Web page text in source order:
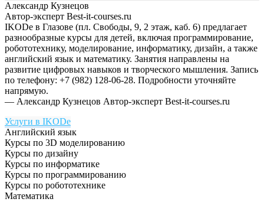
Александр Кузнецов
Автор-эксперт Best-it-courses.ru
IKODe в Глазове (пл. Свободы, 9, 2 этаж, каб. 6) предлагает
разнообразные курсы для детей, включая программирование,
робототехнику, моделирование, информатику, дизайн, а также
английский язык и математику. Занятия направлены на
развитие цифровых навыков и творческого мышления. Запись
по телефону: +7 (982) 128-06-28. Подробности уточняйте
напрямую.
— Александр Кузнецов Автор-эксперт Best-it-courses.ru
Услуги в IKODe
Английский язык
Курсы по 3D моделированию
Курсы по дизайну
Курсы по информатике
Курсы по программированию
Курсы по робототехнике
Математика